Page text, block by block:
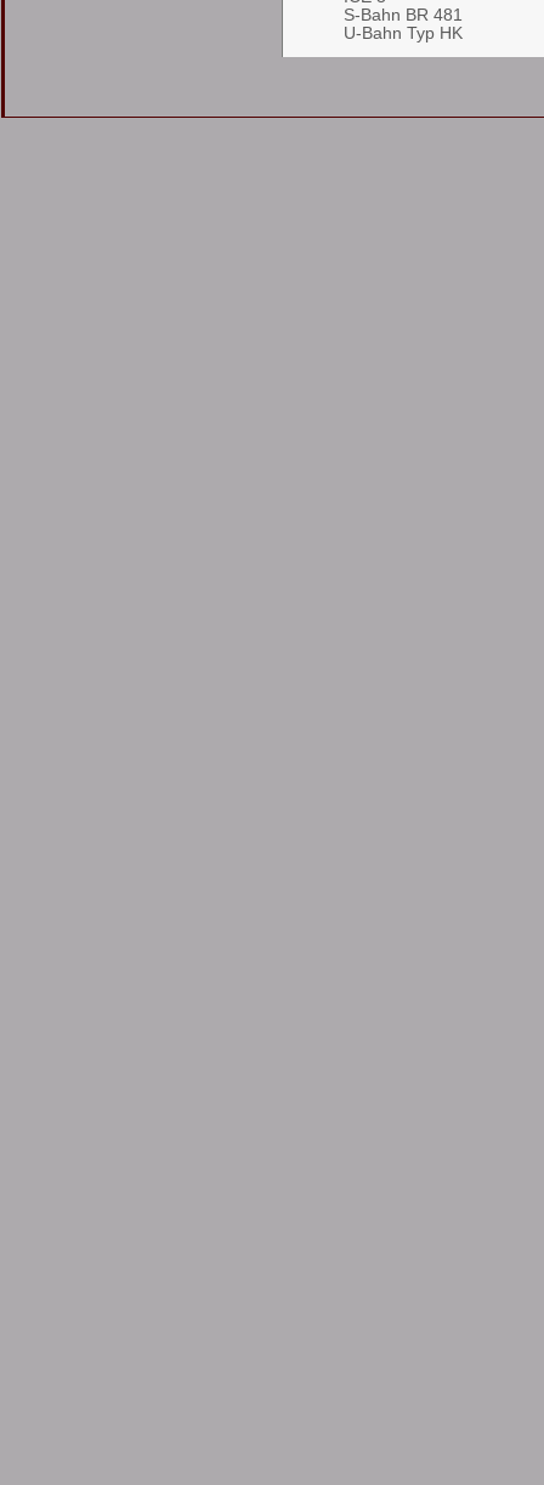
S-Bahn BR 481
U-Bahn Typ HK